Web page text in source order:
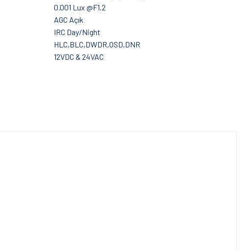
0.001 Lux @F1.2
AGC Açık
IRC Day/Night
HLC,BLC,DWDR,OSD,DNR
12VDC & 24VAC